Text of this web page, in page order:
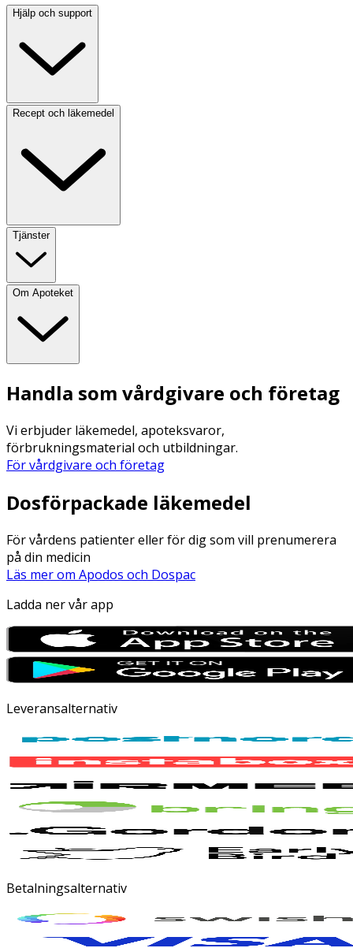
Hjälp och support
Recept och läkemedel
Tjänster
Om Apoteket
Handla som vårdgivare och företag
Vi erbjuder läkemedel, apoteksvaror,
förbrukningsmaterial och utbildningar.
För vårdgivare och företag
Dosförpackade läkemedel
För vårdens patienter eller för dig som vill prenumerera
på din medicin
Läs mer om Apodos och Dospac
Ladda ner vår app
Leveransalternativ
Betalningsalternativ